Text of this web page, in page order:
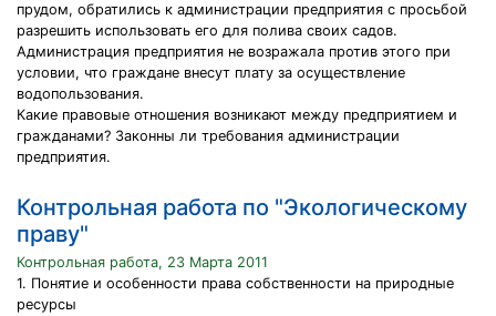
прудом, обратились к администрации предприятия с просьбой
разрешить использовать его для полива своих садов.
Администрация предприятия не возражала против этого при
условии, что граждане внесут плату за осуществление
водопользования.
Какие правовые отношения возникают между предприятием и
гражданами? Законны ли требования администрации
предприятия.
Контрольная работа по "Экологическому
праву"
Контрольная работа, 23 Марта 2011
1. Понятие и особенности права собственности на природные
ресурсы